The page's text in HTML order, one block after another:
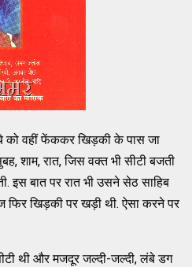
को वहीं फेंककर खिड़की के पास जा
शाम, रात, जिस वक्त भी सीटी बजती
इस बात पर रात भी उसने सेठ साहिब
खिड़की पर खड़ी थी. ऐसा करने पर
थी और मजदूर जल्दी-जल्दी, लंबे डग